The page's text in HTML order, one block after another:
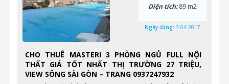
CHO THUÊ MASTERI 3 PHÒNG NGỦ FULL NỘI
THẤT GIÁ TỐT NHẤT THỊ TRƯỜNG 27 TRIỆU,
VIEW SÔNG SÀI GÒN – TRANG 0937247932
Diện tích:89 m2
Ngày đăng: 3-04-2017